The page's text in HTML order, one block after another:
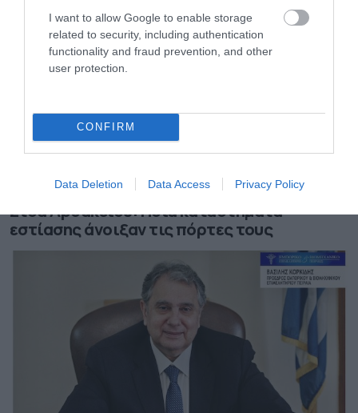
I want to allow Google to enable storage
related to security, including authentication
functionality and fraud prevention, and other
user protection.
CONFIRM
Data Deletion Data Access Privacy Policy
27.07.2026
Στοά Αρσακείου: Ποια καταστήματα
εστίασης άνοιξαν τις πόρτες τους